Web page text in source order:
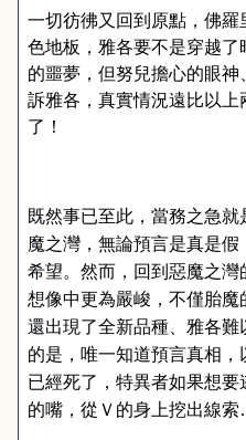
一切彷彿又回到原點，佛
色地板，雅各要不是穿越
的噩夢，但努兒擔心的眼神
訴雅各，真實情況遠比以
了！
既然事已至此，當務之急
魔之灣，無論預言是真是
希望。然而，回到惡魔之
想像中更為嚴峻，不僅胎魔
還出現了全新品種、雅各
的是，唯一知道預言真相，
已經死了，特異者如果想要
的嘴，從Ｖ的身上挖出線